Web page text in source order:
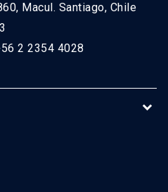
Macul. Santiago, Chile
2 2354 4028